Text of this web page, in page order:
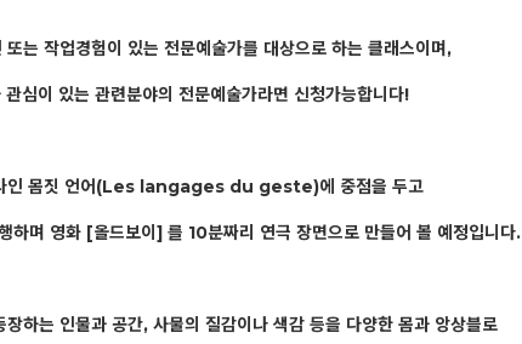
는 작업경험이 있는 전문예술가를 대상으로 하는 클래스이며,
심이 있는 관련분야의 전문예술가라면 신청가능합니다!
나인 몸짓 언어(Les langages du geste)에 중점을 두고
하며 영화 [올드보이] 를 10분짜리 연극 장면으로 만들어 볼 예정입니다.
하는 인물과 공간, 사물의 질감이나 색감 등을 다양한 몸과 앙상블로